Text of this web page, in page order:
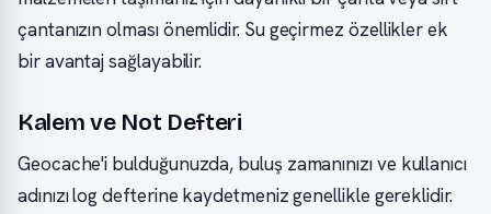
çantanızın olması önemlidir. Su geçirmez özellikler ek
bir avantaj sağlayabilir.
Kalem ve Not Defteri
Geocache'i bulduğunuzda, buluş zamanınızı ve kullanıcı
adınızı log defterine kaydetmeniz genellikle gereklidir.